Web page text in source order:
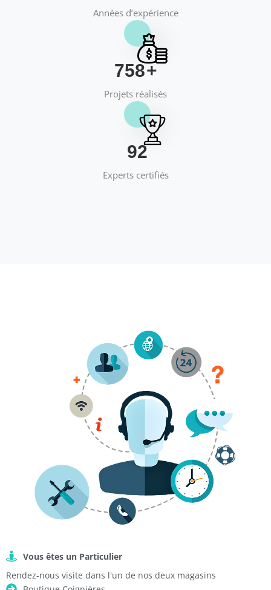
Années d’expérience
769+
Projets réalisés
95
Experts certifiés
Vous êtes un Particulier
Rendez-nous visite dans l'un de nos deux magasins